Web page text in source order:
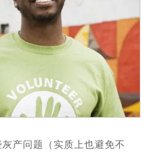
产问题（实质上也避免不